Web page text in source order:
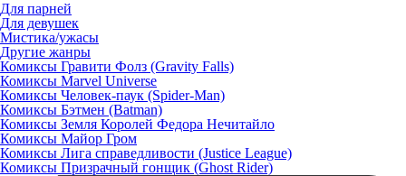
Для парней
Для девушек
Мистика/ужасы
Другие жанры
Комиксы Гравити Фолз (Gravity Falls)
Комиксы Marvel Universe
Комиксы Человек-паук (Spider-Man)
Комиксы Бэтмен (Batman)
Комиксы Земля Королей Федора Нечитайло
Комиксы Майор Гром
Комиксы Лига справедливости (Justice League)
Комиксы Призрачный гонщик (Ghost Rider)